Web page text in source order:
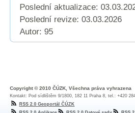
Poslední aktualizace:
Poslední revize: 03.03.2026
Autor: 95
Copyright © 2010 ČÚZK, Všechna práva vyhrazena
Kontakt: Pod sídlištěm 9/1800, 182 11 Praha 8, tel.: +420
RSS 2.0 Geoportál ČÚZK